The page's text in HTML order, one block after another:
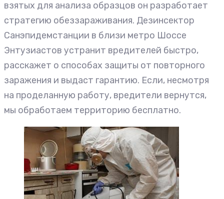
взятых для анализа образцов он разработает
стратегию обеззараживания. Дезинсектор
Санэпидемстанции в близи метро Шоссе
Энтузиастов устранит вредителей быстро,
расскажет о способах защиты от повторного
заражения и выдаст гарантию. Если, несмотря
на проделанную работу, вредители вернутся,
мы обработаем территорию бесплатно.